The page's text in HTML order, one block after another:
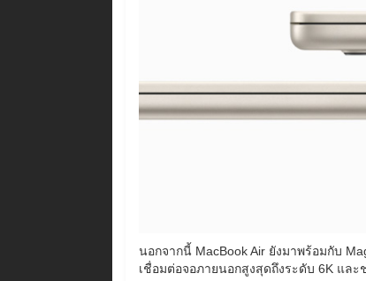
นอกจากนี้ MacBook Air ยังมาพร้อมกับ
เชื่อมต่อจอภายนอกสูงสุดถึงระดับ 6K และ